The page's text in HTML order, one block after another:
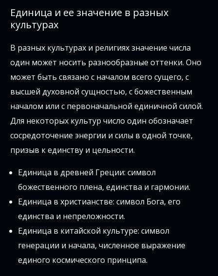
Единица и ее значение в разных
культурах
В разных культурах и религиях значение числа
один может носить разнообразные оттенки. Оно
может быть связано с началом всего сущего, с
высшей духовной сущностью, с божественным
началом или с первоначальной единичной силой.
Для некоторых культур число один обозначает
сосредоточение энергии и силы в одной точке,
призыв к единству и цельности.
Единица в древней Греции: символ
божественного плена, единства и гармонии.
Единица в христианстве: символ Бога, его
единства и непреложности.
Единица в китайской культуре: символ
генерации и начала, численное выражение
единого космического принципа.